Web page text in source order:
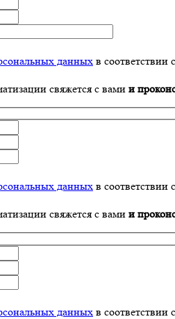
данных в соответствии с
свяжется с вами и
данных в соответствии с
свяжется с вами и
данных в соответствии с